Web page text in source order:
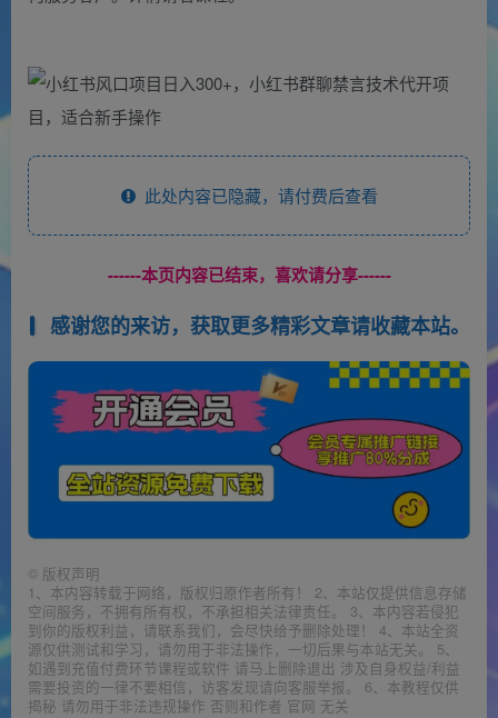
此处内容已隐藏，请付费后查看
------本页内容已结束，喜欢请分享------
感谢您的来访，获取更多精彩文章请收藏本站。
© 版权声明
1、本内容转载于网络，版权归原作者所有！ 2、本站仅提供信息存储
空间服务，不拥有所有权，不承担相关法律责任。 3、本内容若侵犯
到你的版权利益，请联系我们，会尽快给予删除处理！ 4、本站全资
源仅供测试和学习，请勿用于非法操作，一切后果与本站无关。 5、
如遇到充值付费环节课程或软件 请马上删除退出 涉及自身权益/利益
需要投资的一律不要相信，访客发现请向客服举报。 6、本教程仅供
揭秘 请勿用于非法违规操作 否则和作者 官网 无关